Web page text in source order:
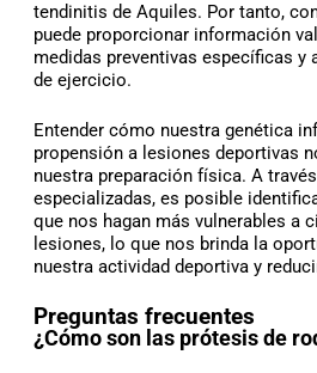
tendinitis de Aquiles. Por tanto,
puede proporcionar información
medidas preventivas específicas y
de ejercicio.
Entender cómo nuestra genética
propensión a lesiones deportivas
nuestra preparación física. A
especializadas, es posible
que nos hagan más vulnerables a
lesiones, lo que nos brinda la
nuestra actividad deportiva y
Preguntas frecuentes
¿Cómo son las prótesis de